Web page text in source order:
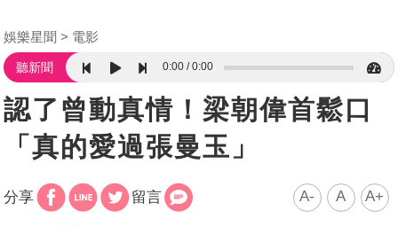
娛樂星聞 電影
聽新聞 0:00 0:00
認了曾動真情！梁朝偉首鬆口
「真的愛過張曼玉」
分享 留言 A- A A+